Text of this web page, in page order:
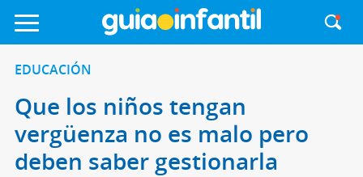
EDUCACIÓN
Que los niños tengan
vergüenza no es malo pero
deben saber gestionarla